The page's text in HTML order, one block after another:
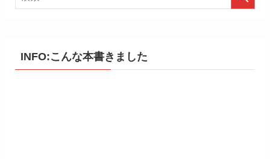
INFO:こんな本書きました